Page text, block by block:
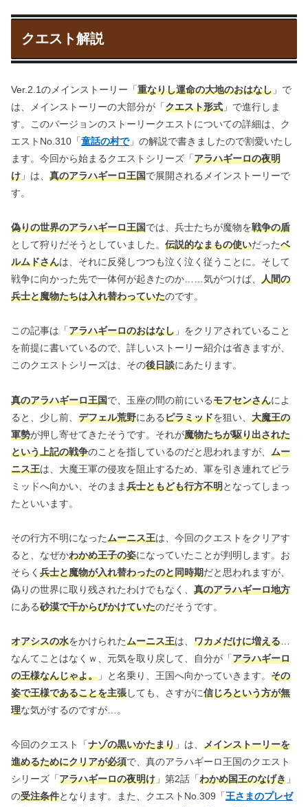
クエスト解説
Ver.2.1のメインストーリー「重なりし運命の大地のおはなし 」で
は、メインストーリーの大部分が「クエスト形式 」で進行しま
す。このバージョンのストーリークエストについての詳細は、ク
エストNo.310「童話の村で」の解説で書きましたので割愛いたし
ます。今回から始まるクエストシリーズ「アラハギーロの夜明
け 」は、 真のアラハギーロ王国で展開されるメインストーリーで
す。
偽りの世界のアラハギーロ王国では、兵士たちが魔物を戦争の盾
として狩りだそうとしていました。 伝説的なまもの使いだったベ
ルムドさんは、それに反発しつつも泣く泣く従うことに。そして
戦争に向かった先で一体何が起きたのか……気がつけば、 人間の
兵士と魔物たちは入れ替わっていたのです。
この記事は「アラハギーロのおはなし 」をクリアされていること
を前提に書いているので、詳しいストーリー紹介は省きますが、
このクエストシリーズは、その後日談にあたります。
真のアラハギーロ王国で、玉座の間の前にいるモフセンさんによ
ると、少し前、 デフェル荒野にあるピラミッドを狙い、 大魔王の
軍勢が押し寄せてきたそうです。それが魔物たちが駆り出された
という上記の戦争のことを指しているのだと思われますが、 ムー
ニス王は、大魔王軍の侵攻を阻止するため、軍を引き連れてピラ
ミッドへ向かい、そのまま兵士ともども行方不明となってしまっ
たといいます。
その行方不明になったムーニス王は、今回のクエストをクリアす
ると、なぜかわかめ王子の姿になっていたことが判明します。お
そらく 兵士と魔物が入れ替わったのと同時期だと思われますが、
偽りの世界に取り残されたわけでもなく、 真のアラハギーロ地方
にある砂漠で干からびかけていたのだそうです。
オアシスの水をかけられたムーニス王は、 ワカメだけに増える
なんてことはなくｗ、元気を取り戻して、自分が「アラハギーロ
の王様なんじゃよ。 」と名乗り、王国へ向かっていきます。 その
姿で王様であることを主張しても、さすがに信じろという方が無
理な気がするのですが…。
今回のクエスト「ナゾの黒いかたまり 」は、 メインストーリーを
進めるためにクリアが必須で、真のアラハギーロ王国のクエスト
シリーズ「アラハギーロの夜明け 」第2話「わかめ国王のなげき 」
の受注条件となります。また、クエストNo.309「王さまのプレゼ